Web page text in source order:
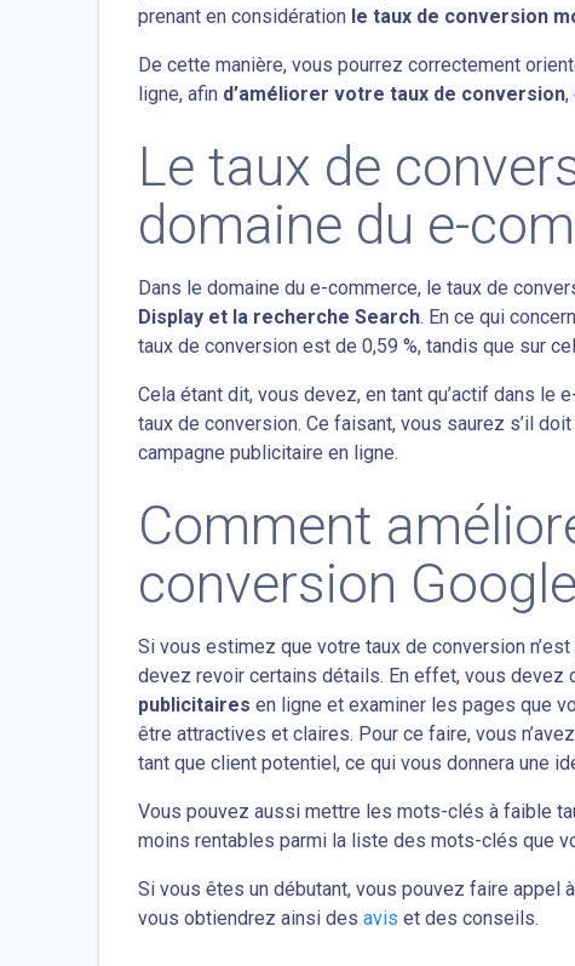
prenant en considération le taux de conversion
De cette manière, vous pourrez correctement
ligne, afin d’améliorer votre taux de conversion,
Le taux de
domaine du e-
Dans le domaine du e-commerce, le taux de
Display et la recherche Search. En ce qui
taux de conversion est de 0,59 %, tandis que sur
Cela étant dit, vous devez, en tant qu’actif dans le
taux de conversion. Ce faisant, vous saurez s’il
campagne publicitaire en ligne.
Comment
conversion
Si vous estimez que votre taux de conversion
devez revoir certains détails. En effet, vous devez
publicitairesen ligne et examiner les pages que
être attractives et claires. Pour ce faire, vous
tant que client potentiel, ce qui vous donnera une
Vous pouvez aussi mettre les mots-clés à faible
moins rentables parmi la liste des mots-clés que
Si vous êtes un débutant, vous pouvez faire
vous obtiendrez ainsi desaviset des conseils.